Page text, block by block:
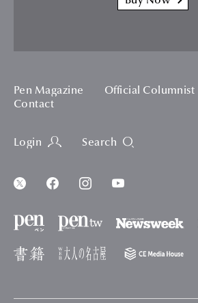
Pen Magazine Official Columnist
Contact
Login Search